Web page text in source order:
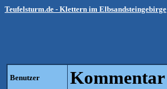
Teufelsturm.de - Klettern im Elbsandsteingebirge
Benutzer Kommentar